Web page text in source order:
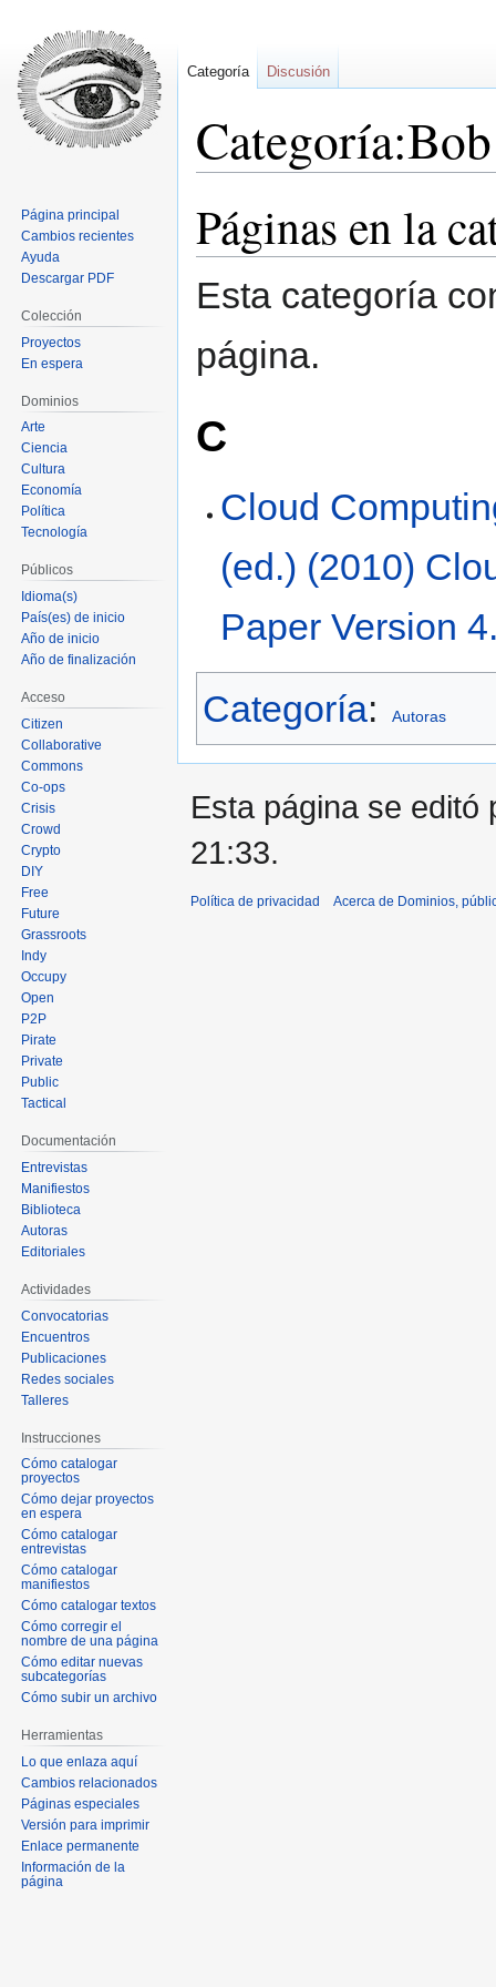
la
navegación
la
búsqueda
Páginas en la
Esta categoría
página.
C
Cloud
(ed.) (2010)
Paper Version
Categoría: Autoras
Categoría Discusión
Página principal
Cambios recientes
Ayuda
Descargar PDF
Colección
Proyectos
En espera
Dominios
Arte
Ciencia
Cultura
Economía
Política
Tecnología
Públicos
Idioma(s)
País(es) de inicio
Año de inicio
Año de finalización
Acceso
Citizen
Collaborative
Commons
Co-ops
Crisis
Crowd
Crypto
DIY
Free
Future
Grassroots
Indy
Occupy
Open
P2P
Pirate
Private
Public
Tactical
Documentación
Entrevistas
Manifiestos
Biblioteca
Autoras
Editoriales
Actividades
Convocatorias
Encuentros
Publicaciones
Redes sociales
Talleres
Instrucciones
Cómo catalogar
proyectos
Cómo dejar proyectos
en espera
Cómo catalogar
entrevistas
Cómo catalogar
manifiestos
Cómo catalogar textos
Cómo corregir el
nombre de una página
Cómo editar nuevas
subcategorías
Cómo subir un archivo
Herramientas
Lo que enlaza aquí
Cambios relacionados
Páginas especiales
Versión para imprimir
Enlace permanente
Información de la
página
Esta página se editó
21:33.
Política de privacidad Acerca de Dominios,